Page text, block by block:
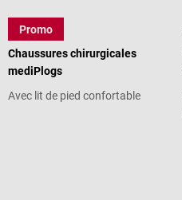
Promo
medimex
Chaussures chirurgicales
mediPlogs
Avec lit de pied confortable